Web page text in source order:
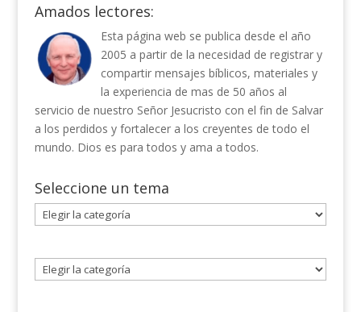
Amados lectores:
Esta página web se publica desde el año
2005 a partir de la necesidad de registrar y
compartir mensajes bíblicos, materiales y
la experiencia de mas de 50 años al
servicio de nuestro Señor Jesucristo con el fin de Salvar
a los perdidos y fortalecer a los creyentes de todo el
mundo. Dios es para todos y ama a todos.
Seleccione un tema
Seleccione
un